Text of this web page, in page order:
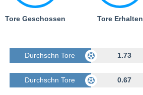
Tore Geschossen Tore Erhalten
Durchschn Tore Geschossen 1.73
Durchschn Tore Erhalten 0.67